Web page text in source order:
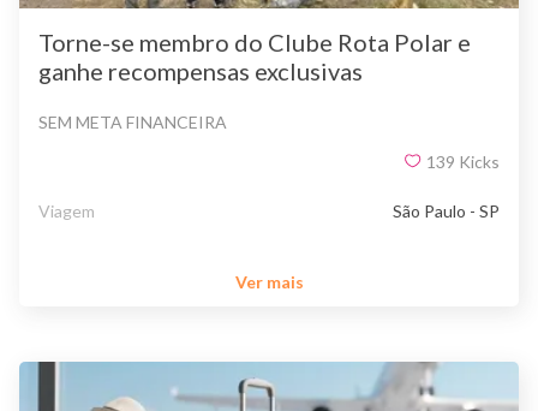
Torne-se membro do Clube Rota Polar e
ganhe recompensas exclusivas
SEM META FINANCEIRA
139 Kicks
Viagem São Paulo - SP
Ver mais